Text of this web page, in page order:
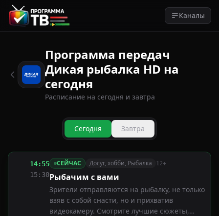
Каналы
Программа передач
Дикая рыбалка HD на
сегодня
Расписание на сегодня и завтра
Сегодня Завтра
14:55
15:30
СЕЙЧАС Досуг, хобби, Рыбалка 12+
Рыбачим с вами
Зрители отправляются на рыбалку, не только
взяв с собой снасти, но и прихватив
видеокамеру. Смотрите лучшие сюжеты,